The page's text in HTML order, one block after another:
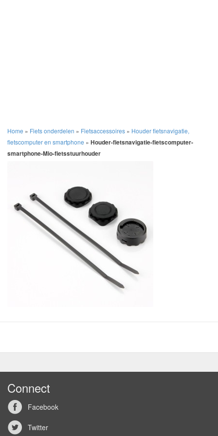
Home » Fiets onderdelen » Fietsaccessoires » Houder fietsnavigatie,
fietscomputer en smartphone » Houder-fietsnavigatie-fietscomputer-
smartphone-Mio-fietsstuurhouder
Connect
Facebook
Twitter